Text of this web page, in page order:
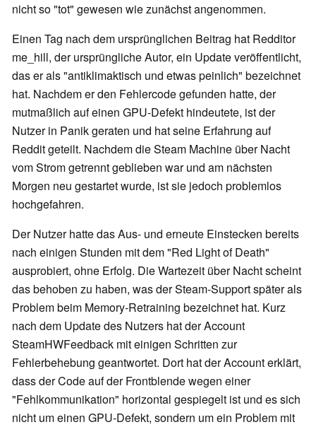
nicht so "tot" gewesen wie zunächst angenommen.
Einen Tag nach dem ursprünglichen Beitrag hat Redditor
me_hill, der ursprüngliche Autor, ein Update veröffentlicht,
das er als "antiklimaktisch und etwas peinlich" bezeichnet
hat. Nachdem er den Fehlercode gefunden hatte, der
mutmaßlich auf einen GPU-Defekt hindeutete, ist der
Nutzer in Panik geraten und hat seine Erfahrung auf
Reddit geteilt. Nachdem die Steam Machine über Nacht
vom Strom getrennt geblieben war und am nächsten
Morgen neu gestartet wurde, ist sie jedoch problemlos
hochgefahren.
Der Nutzer hatte das Aus- und erneute Einstecken bereits
nach einigen Stunden mit dem "Red Light of Death"
ausprobiert, ohne Erfolg. Die Wartezeit über Nacht scheint
das behoben zu haben, was der Steam-Support später als
Problem beim Memory-Retraining bezeichnet hat. Kurz
nach dem Update des Nutzers hat der Account
SteamHWFeedback mit einigen Schritten zur
Fehlerbehebung geantwortet. Dort hat der Account erklärt,
dass der Code auf der Frontblende wegen einer
"Fehlkommunikation" horizontal gespiegelt ist und es sich
nicht um einen GPU-Defekt, sondern um ein Problem mit